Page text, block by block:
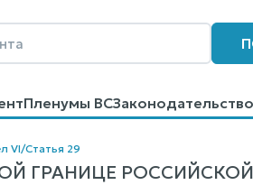
Пленумы ВСЗаконодательство
Поиск
VI/Статья 29
ГРАНИЦЕ РОССИЙСКОЙ